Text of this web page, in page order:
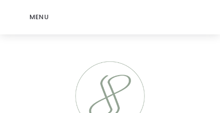
MENU